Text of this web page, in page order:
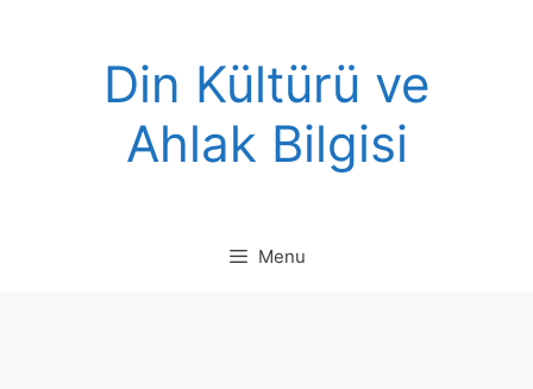
Din Kültürü ve
Ahlak Bilgisi
Menu